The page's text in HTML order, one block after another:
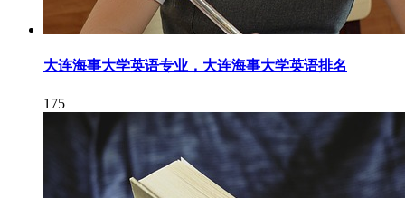
大连海事大学英语专业，大连海事大学英语排名
175